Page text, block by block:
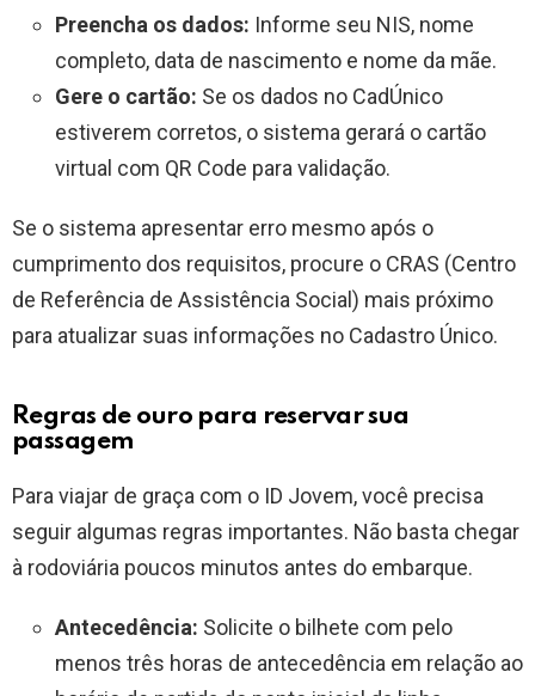
Preencha os dados: Informe seu NIS, nome
completo, data de nascimento e nome da mãe.
Gere o cartão: Se os dados no CadÚnico
estiverem corretos, o sistema gerará o cartão
virtual com QR Code para validação.
Se o sistema apresentar erro mesmo após o
cumprimento dos requisitos, procure o CRAS (Centro
de Referência de Assistência Social) mais próximo
para atualizar suas informações no Cadastro Único.
Regras de ouro para reservar sua
passagem
Para viajar de graça com o ID Jovem, você precisa
seguir algumas regras importantes. Não basta chegar
à rodoviária poucos minutos antes do embarque.
Antecedência: Solicite o bilhete com pelo
menos três horas de antecedência em relação ao